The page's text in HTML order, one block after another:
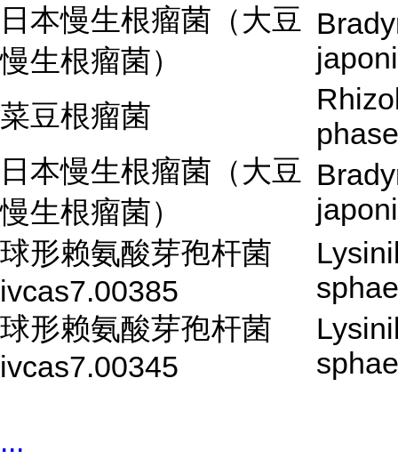
日本慢生根瘤菌（大豆
慢生根瘤菌）
菜豆根瘤菌
日本慢生根瘤菌（大豆
慢生根瘤菌）
球形赖氨酸芽孢杆菌
ivcas7.00385
球形赖氨酸芽孢杆菌
ivcas7.00345
...